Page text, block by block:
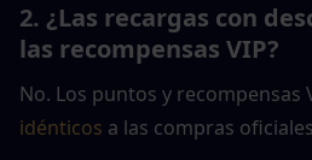
2. ¿Las recargas con
las recompensas VIP?
No. Los puntos y recompensas
idénticos a las compras